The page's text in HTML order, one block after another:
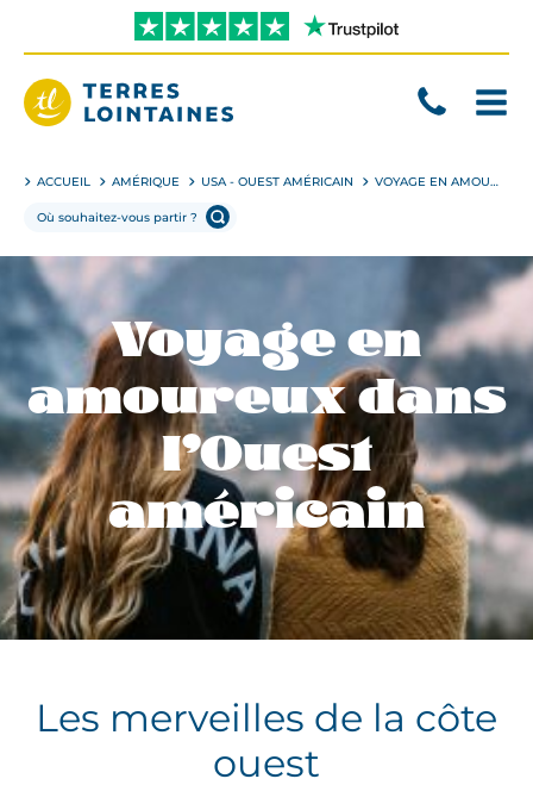
directement
contenu
ACCUEIL AMÉRIQUE USA - OUEST AMÉRICAIN VOYAGE EN AMOUREUX DANS L’OUEST AMÉRICAIN
Voyage en
amoureux dans
l’Ouest
américain
Les merveilles de la côte
ouest